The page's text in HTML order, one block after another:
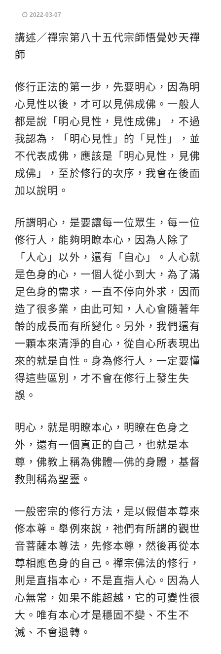
2022-03-07
講述／禪宗第八十五代宗師悟覺妙天禪
師
修行正法的第一步，先要明心，因為明
心見性以後，才可以見佛成佛。一般人
都是說「明心見性，見性成佛」，不過
我認為，「明心見性」的「見性」，並
不代表成佛，應該是「明心見性，見佛
成佛」，至於修行的次序，我會在後面
加以說明。
所謂明心，是要讓每一位眾生，每一位
修行人，能夠明瞭本心，因為人除了
「人心」以外，還有「自心」。人心就
是色身的心，一個人從小到大，為了滿
足色身的需求，一直不停向外求，因而
造了很多業，由此可知，人心會隨著年
齡的成長而有所變化。另外，我們還有
一顆本來清淨的自心，從自心所表現出
來的就是自性。身為修行人，一定要懂
得這些區別，才不會在修行上發生失
誤。
明心，就是明瞭本心，明瞭在色身之
外，還有一個真正的自己，也就是本
尊，佛教上稱為佛體—佛的身體，基督
教則稱為聖靈。
一般密宗的修行方法，是以假借本尊來
修本尊。舉例來說，祂們有所謂的觀世
音菩薩本尊法，先修本尊，然後再從本
尊相應色身的自己。禪宗佛法的修行，
則是直指本心，不是直指人心。因為人
心無常，如果不能超越，它的可變性很
大。唯有本心才是穩固不變、不生不
滅、不會退轉。